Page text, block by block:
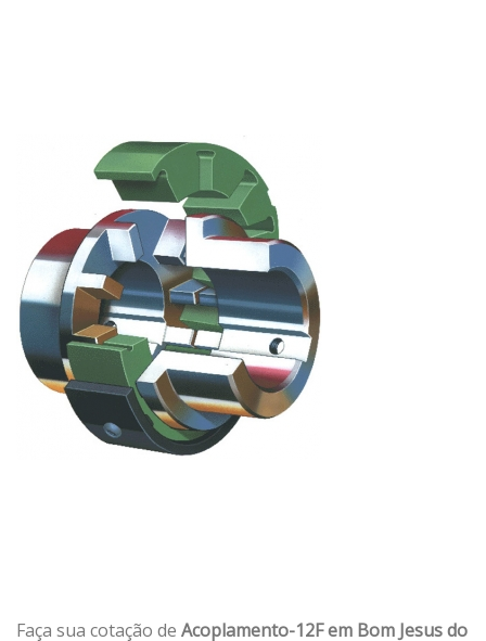
Faça sua cotação de Acoplamento-12F em Bom Jesus do